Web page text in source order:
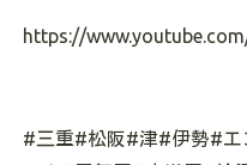
https://
#三重#松阪#津#伊勢#エ